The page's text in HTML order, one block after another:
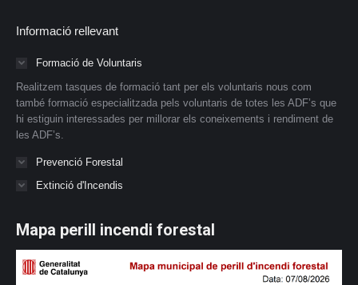
Informació rellevant
Formació de Voluntaris
Realitzem tasques de formació tant per els voluntaris nous com
també formació especialitzada pels voluntaris de totes les ADF’s que
hi estiguin interessades per millorar els coneixements i rendiment de
les ADF’s.
Prevenció Forestal
Extinció d'Incendis
Mapa perill incendi forestal